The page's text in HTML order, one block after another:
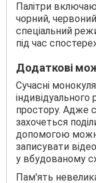
Палітри
чорний,
спеціальний
під час
Додаткові
Сучасні
простору. Адже
захочеться
допомогою
записувати
у вбудованому
Пам'ять